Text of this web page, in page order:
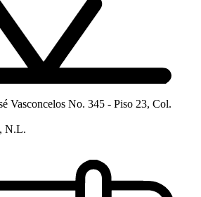
Vasconcelos No. 345 - Piso 23, Col.
N.L.